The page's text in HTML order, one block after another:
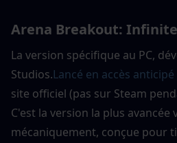
Arena Breakout: Infinite
La version spécifique au PC,
Studios.Lancé en accès
site officiel (pas sur Steam
C'est la version la plus avancée
mécaniquement, conçue pour